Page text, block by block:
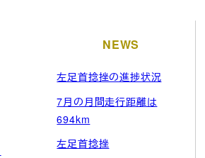
NEWS
左足首捻挫の進捗状況
7月の月間走行距離は
694km
左足首捻挫